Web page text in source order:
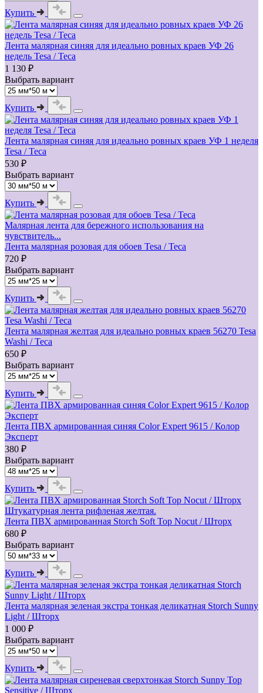
Купить
Лента малярная синяя для идеально ровных краев УФ 26
недель Tesa / Теса
1 130 ₽
Выбрать вариант
Купить
Лента малярная синяя для идеально ровных краев УФ 1 неделя
Tesa / Теса
530 ₽
Выбрать вариант
Купить
Малярная лента для бережного использования на
чувствитель...
Лента малярная розовая для обоев Tesa / Теса
720 ₽
Выбрать вариант
Купить
Лента малярная желтая для идеально ровных краев 56270 Tesa
Washi / Теса
650 ₽
Выбрать вариант
Купить
Лента ПВХ армированная синяя Color Expert 9615 / Колор
Эксперт
380 ₽
Выбрать вариант
Купить
Штукатурная лента рифленая желтая.
Лента ПВХ армированная Storch Soft Top Nocut / Шторх
680 ₽
Выбрать вариант
Купить
Лента малярная зеленая экстра тонкая деликатная Storch Sunny
Light / Шторх
1 000 ₽
Выбрать вариант
Купить